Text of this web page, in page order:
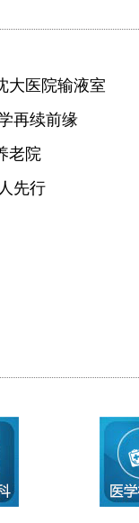
医院输液室
再续前缘
老院
先行